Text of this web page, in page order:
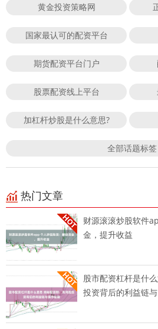
黄金投资策略网
国家最认可的配资平台
期货配资平台门户
股票配资线上平台
加杠杆炒股是什么意思?
全部话题标签
热门文章
财源滚滚炒股软件
金，提升收益
股市配资杠杆是什
投资背后的利益链与